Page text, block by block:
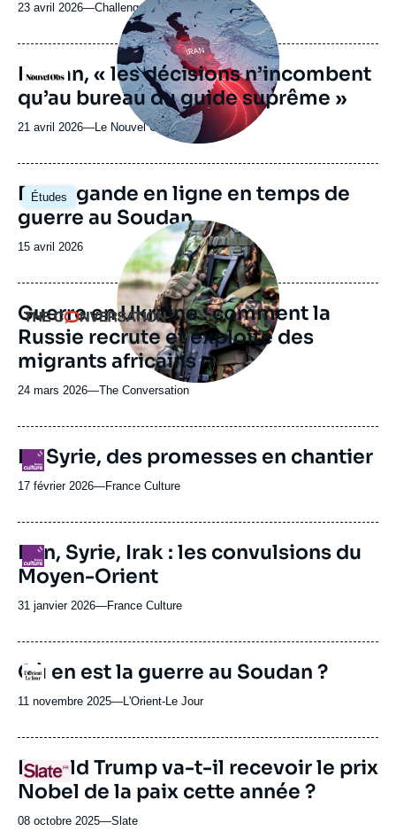
23 avril 2026—Nom
journal,
revue
ou
émission
Challenges
Logo
médiatique
En Iran, « les décisions n’incombent
qu’au bureau du guide suprême »
21 avril 2026—Nom
journal,
ou
émission
Le Nouvel Obs
Études
Image
principale
Propagande en ligne en temps de
guerre au Soudan
Date
publication
15 avril 2026
Logo
Image
principale
médiatique
Guerre en Ukraine : comment la
Russie recrute et exploite des
migrants africains
24 mars 2026—Nom
journal,
ou
émission
The Conversation
Logo
En Syrie, des promesses en chantier
17 février 2026—Nom
journal,
ou
émission
France Culture
Logo
Iran, Syrie, Irak : les convulsions du
Moyen-Orient
31 janvier 2026—Nom
journal,
ou
émission
France Culture
Logo
Où en est la guerre au Soudan ?
11 novembre 2025—Nom
journal,
ou
émission
L'Orient-Le Jour
Logo
URL
de
Spotify
Donald Trump va-t-il recevoir le prix
Nobel de la paix cette année ?
08 octobre 2025—Nom
Slate